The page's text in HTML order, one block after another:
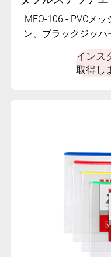
MFO-106 - PVCメ
ン、ブラックジッパ
インス
取得し